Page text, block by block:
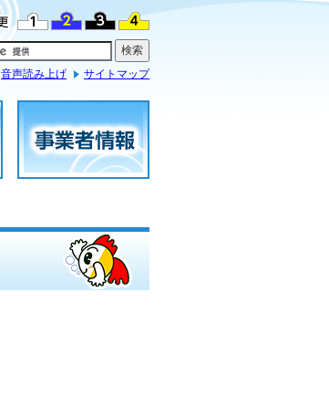
音声読み上げ サイトマップ